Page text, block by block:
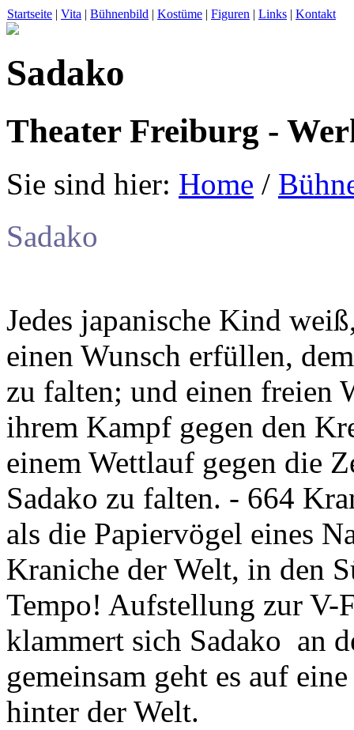
Startseite | Vita | Bühnenbild | Kostüme | Figuren | Links | Kontakt
Sadako
Theater Freiburg -
Sie sind hier: Home /
Sadako
Jedes japanische Kind
einen Wunsch erfüllen,
zu falten; und einen freien
ihrem Kampf gegen den
einem Wettlauf gegen die
Sadako zu falten. - 664
als die Papiervögel eines
Kraniche der Welt, in den
Tempo! Aufstellung zur V-
klammert sich Sadako an
gemeinsam geht es auf
hinter der Welt.